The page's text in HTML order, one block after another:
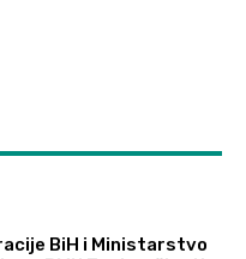
BiH i Ministarstvo